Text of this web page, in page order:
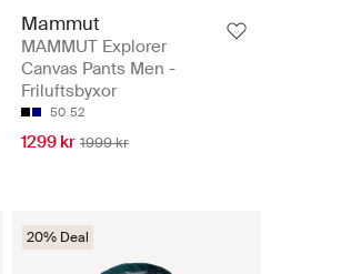
Mammut
MAMMUT Explorer
Canvas Pants Men -
Friluftsbyxor
50 52
1299 kr 1999 kr
20% Deal